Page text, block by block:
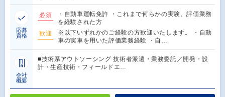
応募
資格
必須
・自動車運転免許 ・これまで何らかの実験、評価業務
を経験された方
歓迎
※以下いずれかのご経験の方歓迎いたします。 ・自動
車の実車を用いた評価業務経験 ・自…
会社
概要
■技術系アウトソーシング 技術者派遣・業務委託／開発・設
計・生産技術・フィールドエ…